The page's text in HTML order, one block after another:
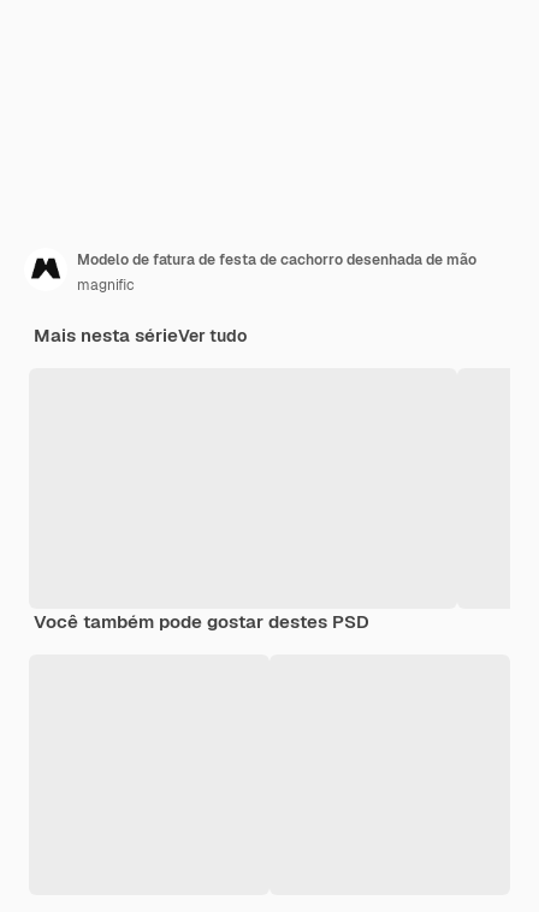
Modelo de fatura de festa de cachorro desenhada de mão
magnific
Mais nesta sérieVer tudo
Você também pode gostar destes PSD